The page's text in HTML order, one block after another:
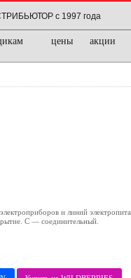
с 1997 года
цены акции
и линий
С — соединительный.